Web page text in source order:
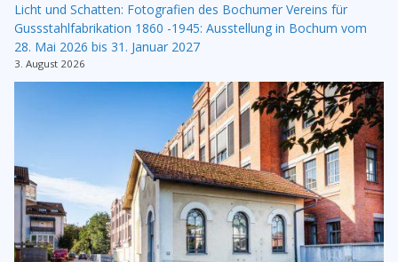
Licht und Schatten: Fotografien des Bochumer Vereins für
Gussstahlfabrikation 1860 -1945: Ausstellung in Bochum vom
28. Mai 2026 bis 31. Januar 2027
3. August 2026